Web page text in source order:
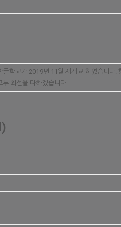
학교가 2019년 11월 재개교 하였습니다
최선을 다하겠습니다.